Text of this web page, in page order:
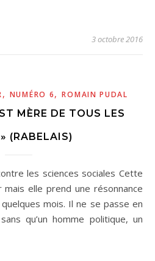
3 octobre 2016
, NUMÉRO 6,ROMAIN PUDAL
MÈRE DE TOUS LES
(RABELAIS)
elle prend une résonnance
mois. Il ne se passe en
qu’un homme politique, un